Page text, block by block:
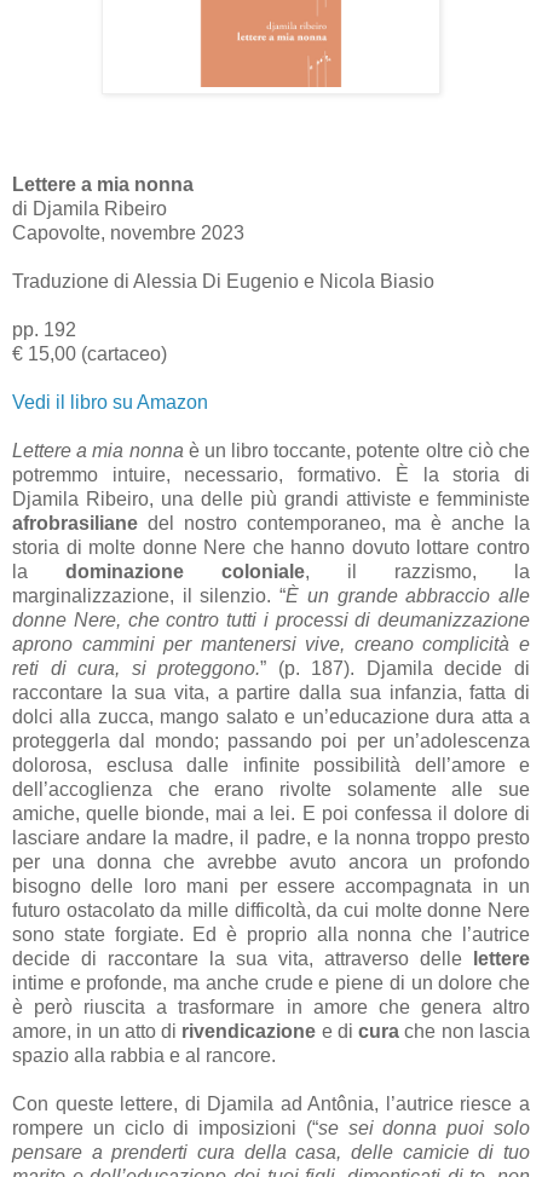
Lettere a mia nonna
di Djamila Ribeiro
Capovolte, novembre 2023
Traduzione di Alessia Di Eugenio e Nicola Biasio
pp. 192
€ 15,00 (cartaceo)
Vedi il libro su Amazon
Lettere a mia nonna è un libro toccante, potente oltre ciò che
potremmo intuire, necessario, formativo. È la storia di
Djamila Ribeiro, una delle più grandi attiviste e femministe
afrobrasiliane del nostro contemporaneo, ma è anche la
storia di molte donne Nere che hanno dovuto lottare contro
la dominazione coloniale, il razzismo, la
marginalizzazione, il silenzio. “È un grande abbraccio alle
donne Nere, che contro tutti i processi di deumanizzazione
aprono cammini per mantenersi vive, creano complicità e
reti di cura, si proteggono.” (p. 187). Djamila decide di
raccontare la sua vita, a partire dalla sua infanzia, fatta di
dolci alla zucca, mango salato e un’educazione dura atta a
proteggerla dal mondo; passando poi per un’adolescenza
dolorosa, esclusa dalle infinite possibilità dell’amore e
dell’accoglienza che erano rivolte solamente alle sue
amiche, quelle bionde, mai a lei. E poi confessa il dolore di
lasciare andare la madre, il padre, e la nonna troppo presto
per una donna che avrebbe avuto ancora un profondo
bisogno delle loro mani per essere accompagnata in un
futuro ostacolato da mille difficoltà, da cui molte donne Nere
sono state forgiate. Ed è proprio alla nonna che l’autrice
decide di raccontare la sua vita, attraverso delle
lettere
intime e profonde, ma anche crude e piene di un dolore che
è però riuscita a trasformare in amore che genera altro
amore, in un atto di rivendicazione e dicura che non lascia
spazio alla rabbia e al rancore.
Con queste lettere, di Djamila ad Antônia, l’autrice riesce a
rompere un ciclo di imposizioni (“se sei donna puoi solo
pensare a prenderti cura della casa, delle camicie di tuo